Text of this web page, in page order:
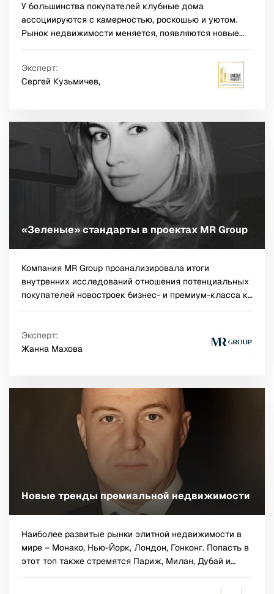
У большинства покупателей клубные дома
ассоциируются с камерностью, роскошью и уютом.
Рынок недвижимости меняется, появляются новые
тренды, однако этот формат жилья остается
популярным и востребованным в течение многих лет.
Клубные дома в их традиционном понимании – это
элитные малоквартирные объекты, которые
одному социальному кругу.
Эксперт:
Сергей Кузьмичев,
«Зеленые» стандарты в проектах MR Group
Компания MR Group проанализировала итоги
внутренних исследований отношения потенциальных
покупателей новостроек бизнес- и премиум-класса к
«зеленым» характеристикам жилых комплексов.
ЖК, в число основных эко-требований, как показали
опросы, вошли системы очистки воды и воздуха, а
Эксперт:
Жанна Махова
Новые тренды премиальной недвижимости
Наиболее развитые рынки элитной недвижимости в
мире – Монако, Нью-Йорк, Лондон, Гонконг. Попасть в
этот топ также стремятся Париж, Милан, Дубай и
Токио. Именно эти города являются самыми дорогими
рынками премиальной недвижимости, как при ее